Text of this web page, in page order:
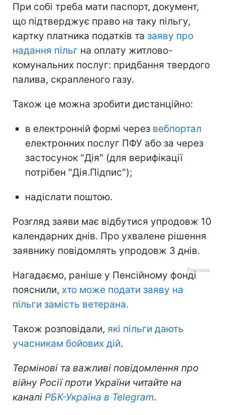
При собі треба мати паспорт, документ,
що підтверджує право на таку пільгу,
картку платника податків та заяву про
надання пільг на оплату житлово-
комунальних послуг: придбання твердого
палива, скрапленого газу.
Також це можна зробити дистанційно:
в електронній формі через вебпортал
електронних послуг ПФУ або за через
застосунок "Дія" (для верифікації
потрібен "Дія.Підпис");
надіслати поштою.
Розгляд заяви має відбутися упродовж 10
календарних днів. Про ухвалене рішення
заявнику повідомлять упродовж 3 днів.
Нагадаємо, раніше у Пенсійному фонді
пояснили, хто може подати заяву на
пільги замість ветерана.
Також розповідали, які пільги дають
учасникам бойових дій.
Термінові та важливі повідомлення про
війну Росії проти України читайте на
каналі РБК-Україна в Telegram.